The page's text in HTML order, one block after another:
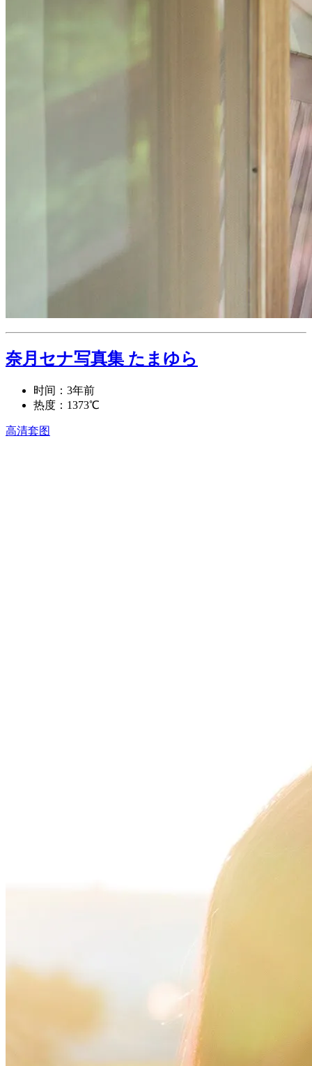
奈月セナ写真集 たまゆら
时间：3年前
热度：1373℃
高清套图